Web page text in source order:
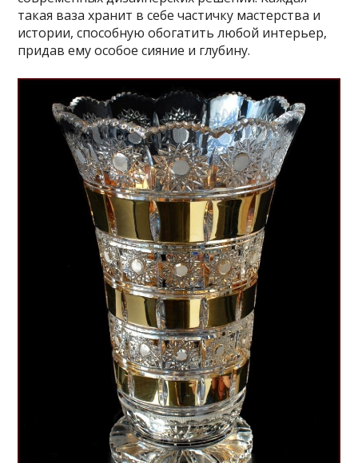
такая ваза хранит в себе частичку мастерства и
истории, способную обогатить любой интерьер,
придав ему особое сияние и глубину.